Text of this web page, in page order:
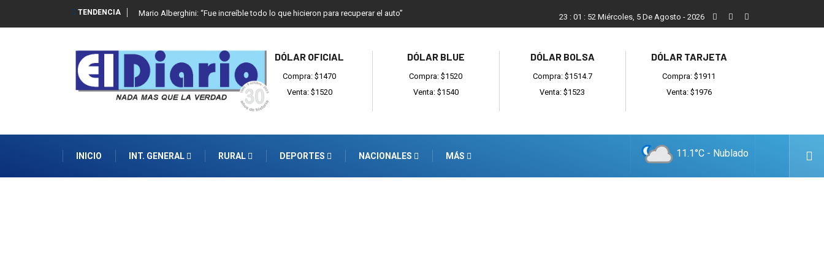
TENDENCIA Mario Alberghini: “Fue increíble todo lo que hicieron para recuperar el auto” Reino: “Hay bandas muy organizadas y también
23 : 01 : 53 Miércoles, 5 De Agosto - 2026
DÓLAR OFICIAL
Compra: $1470
Venta: $1520
DÓLAR BLUE
Compra: $1520
Venta: $1540
DÓLAR BOLSA
Compra: $1514.7
Venta: $1523
DÓLAR TARJETA
Compra: $1911
Venta: $1976
INICIO INT. GENERAL RURAL DEPORTES NACIONALES MÁS 11.1°C - Nublado